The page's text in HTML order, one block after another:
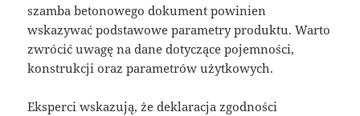
szamba betonowego dokument powinien
wskazywać podstawowe parametry produktu. Warto
zwrócić uwagę na dane dotyczące pojemności,
konstrukcji oraz parametrów użytkowych.
Eksperci wskazują, że deklaracja zgodności